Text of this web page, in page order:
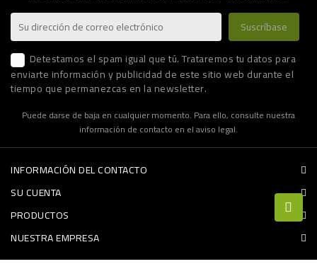
Detestamos el spam igual que tú. Trataremos tu datos para
enviarte información y publicidad de este sitio web durante el
tiempo que permanezcas en la newsletter.
Puede darse de baja en cualquier momento. Para ello, consulte nuestra
información de contacto en el aviso legal.
INFORMACIÓN DEL CONTACTO
SU CUENTA
PRODUCTOS
NUESTRA EMPRESA